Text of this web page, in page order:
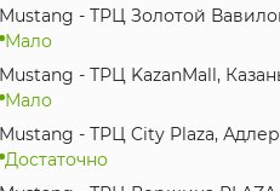
Mustang - ТРЦ Золотой
Мало
Mustang - ТРЦ KazanMall,
Мало
Mustang - ТРЦ City Plaza,
Достаточно